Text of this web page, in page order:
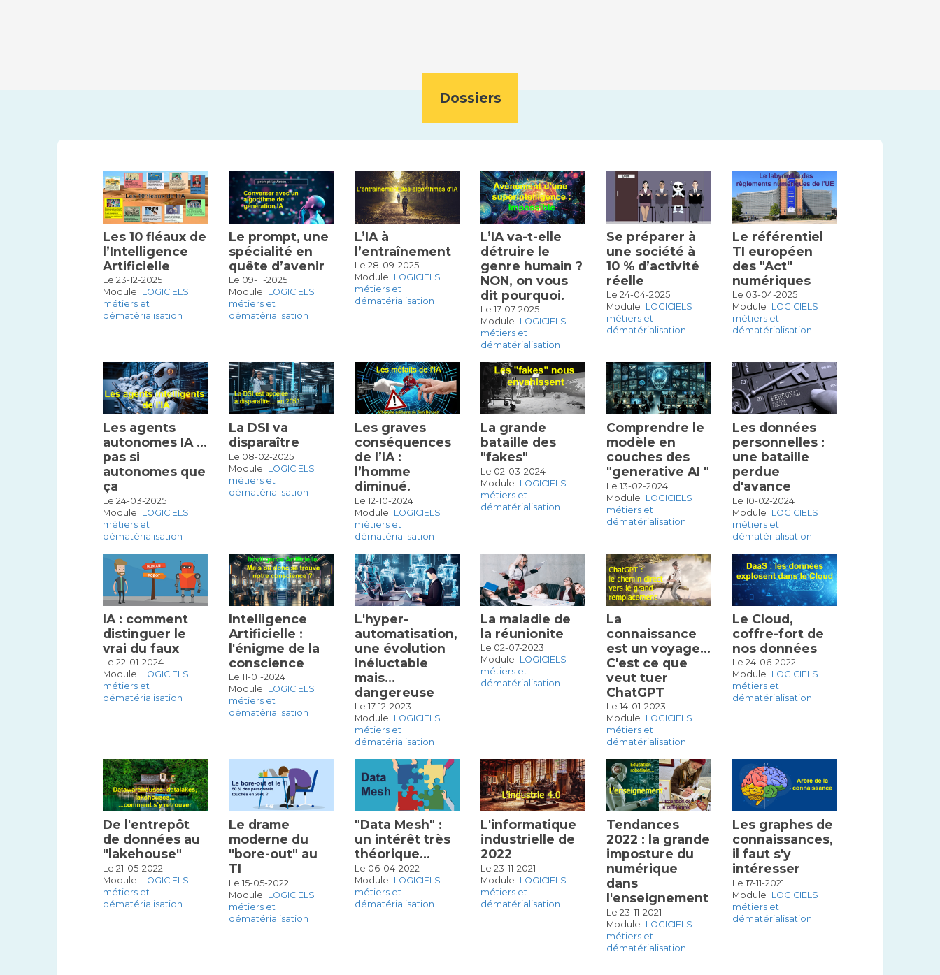
Dossiers
Les 10 fléaux de
l’Intelligence
Artificielle
Le 23-12-2025
Module LOGICIELS
métiers et
dématérialisation
Le prompt, une
spécialité en
quête d’avenir
Le 09-11-2025
Module LOGICIELS
métiers et
dématérialisation
L’IA à
l’entraînement
Le 28-09-2025
Module LOGICIELS
métiers et
dématérialisation
L’IA va-t-elle
détruire le
genre humain ?
NON, on vous
dit pourquoi.
Le 17-07-2025
Module LOGICIELS
métiers et
dématérialisation
Se préparer à
une société à
10 % d’activité
réelle
Le 24-04-2025
Module LOGICIELS
métiers et
dématérialisation
Le référentiel
TI européen
des "Act"
numériques
Le 03-04-2025
Module LOGICIELS
métiers et
dématérialisation
Les agents
autonomes IA …
pas si
autonomes que
ça
Le 24-03-2025
Module LOGICIELS
métiers et
dématérialisation
La DSI va
disparaître
Le 08-02-2025
Module LOGICIELS
métiers et
dématérialisation
Les graves
conséquences
de l’IA :
l’homme
diminué.
Le 12-10-2024
Module LOGICIELS
métiers et
dématérialisation
La grande
bataille des
"fakes"
Le 02-03-2024
Module LOGICIELS
métiers et
dématérialisation
Comprendre le
modèle en
couches des
"generative AI "
Le 13-02-2024
Module LOGICIELS
métiers et
dématérialisation
Les données
personnelles :
une bataille
perdue
d'avance
Le 10-02-2024
Module LOGICIELS
métiers et
dématérialisation
IA : comment
distinguer le
vrai du faux
Le 22-01-2024
Module LOGICIELS
métiers et
dématérialisation
Intelligence
Artificielle :
l'énigme de la
conscience
Le 11-01-2024
Module LOGICIELS
métiers et
dématérialisation
L'hyper-
automatisation,
une évolution
inéluctable
mais…
dangereuse
Le 17-12-2023
Module LOGICIELS
métiers et
dématérialisation
La maladie de
la réunionite
Le 02-07-2023
Module LOGICIELS
métiers et
dématérialisation
La
connaissance
est un voyage…
C'est ce que
veut tuer
ChatGPT
Le 14-01-2023
Module LOGICIELS
métiers et
dématérialisation
Le Cloud,
coffre-fort de
nos données
Le 24-06-2022
Module LOGICIELS
métiers et
dématérialisation
De l'entrepôt
de données au
"lakehouse"
Le 21-05-2022
Module LOGICIELS
métiers et
dématérialisation
Le drame
moderne du
"bore-out" au
TI
Le 15-05-2022
Module LOGICIELS
métiers et
dématérialisation
"Data Mesh" :
un intérêt très
théorique…
Le 06-04-2022
Module LOGICIELS
métiers et
dématérialisation
L'informatique
industrielle de
2022
Le 23-11-2021
Module LOGICIELS
métiers et
dématérialisation
Tendances
2022 : la grande
imposture du
numérique
dans
l'enseignement
Le 23-11-2021
Module LOGICIELS
métiers et
dématérialisation
Les graphes de
connaissances,
il faut s'y
intéresser
Le 17-11-2021
Module LOGICIELS
métiers et
dématérialisation